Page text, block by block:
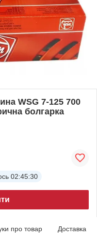
WSG 7-125 700
болгарка
02:45:29
про товар Доставка